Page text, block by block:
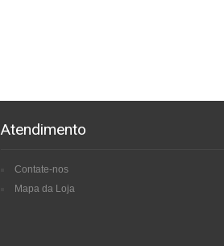
Atendimento
Contate-nos
Mapa da Loja